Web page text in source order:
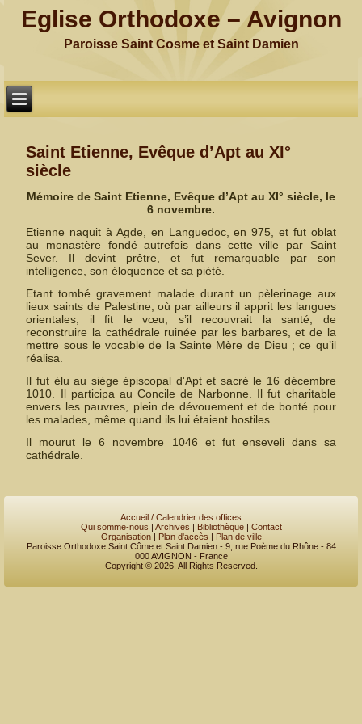
Eglise Orthodoxe – Avignon
Paroisse Saint Cosme et Saint Damien
Saint Etienne, Evêque d’Apt au XI°
siècle
Mémoire de Saint Etienne, Evêque d’Apt au XI° siècle, le
6 novembre.
Etienne naquit à Agde, en Languedoc, en 975, et fut oblat
au monastère fondé autrefois dans cette ville par Saint
Sever. Il devint prêtre, et fut remarquable par son
intelligence, son éloquence et sa piété.
Etant tombé gravement malade durant un pèlerinage aux
lieux saints de Palestine, où par ailleurs il apprit les langues
orientales, il fit le vœu, s’il recouvrait la santé, de
reconstruire la cathédrale ruinée par les barbares, et de la
mettre sous le vocable de la Sainte Mère de Dieu ; ce qu’il
réalisa.
Il fut élu au siège épiscopal d'Apt et sacré le 16 décembre
1010. Il participa au Concile de Narbonne. Il fut charitable
envers les pauvres, plein de dévouement et de bonté pour
les malades, même quand ils lui étaient hostiles.
Il mourut le 6 novembre 1046 et fut enseveli dans sa
cathédrale.
Accueil / Calendrier des offices
Qui somme-nous
Archives Bibliothèque| Contact
Organisation| Plan d'accès
Plan de ville
Paroisse Orthodoxe Saint Côme et Saint Damien - 9, rue Poème du Rhône - 84
000 AVIGNON - France
Copyright © 2026. All Rights Reserved.